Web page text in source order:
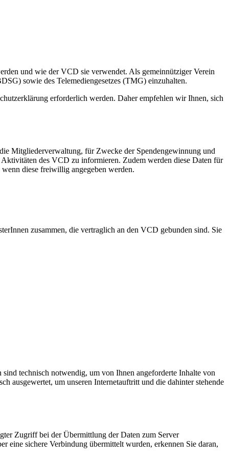
und wie der VCD sie verwendet. Als gemeinnütziger Verein
sowie des Telemediengesetzes (TMG) einzuhalten.
erforderlich werden. Daher empfehlen wir Ihnen, sich
Mitgliederverwaltung, für Zwecke der Spendengewinnung und
des VCD zu informieren. Zudem werden diese Daten für
wenn diese freiwillig angegeben werden.
zusammen, die vertraglich an den VCD gebunden sind. Sie
technisch notwendig, um von Ihnen angeforderte Inhalte von
ausgewertet, um unseren Internetauftritt und die dahinter stehende
Zugriff bei der Übermittlung der Daten zum Server
eine sichere Verbindung übermittelt wurden, erkennen Sie daran,